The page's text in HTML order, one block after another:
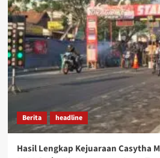
Berita headline
Hasil Lengkap Kejuaraan Casytha